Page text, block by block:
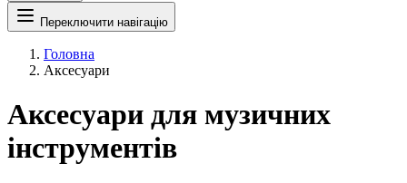
Переключити навігацію
Головна
Аксесуари
Аксесуари для музичних
інструментів